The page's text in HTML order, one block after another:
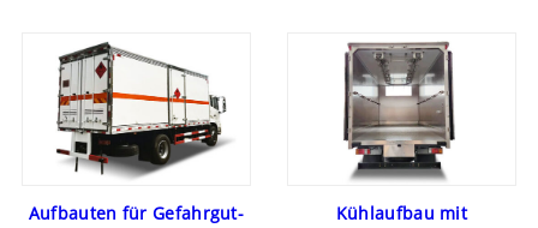
Aufbauten für Gefahrgut-
Kühlaufbau mit